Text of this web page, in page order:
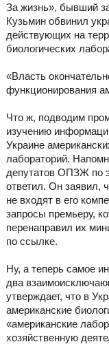
За жизнь», бывший
Кузьмин обвинил
действующих на
биологических
«Власть
функционирования
Что ж, подводим
изучению
Украине
лабораторий.
депутатов ОПЗЖ по
ответил. Он заявил,
не входят в его
запросы премьеру,
перенаправил их
по ссылке.
Ну, а теперь самое
два
утверждает, что в
американские
«американские
хозяйственную